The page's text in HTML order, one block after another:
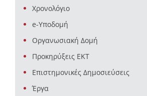
Χρονολόγιο
e-Υποδομή
Οργανωσιακή Δομή
Προκηρύξεις ΕΚΤ
Επιστημονικές Δημοσιεύσεις
Έργα